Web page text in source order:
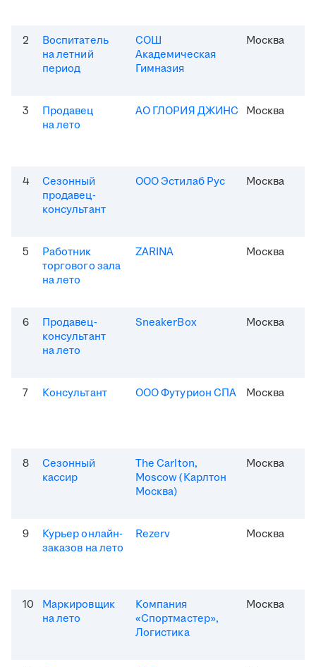
2
Воспитатель
на летний
период
СОШ
Академическая
Гимназия
Москва
3
Продавец
на лето
АО ГЛОРИЯ ДЖИНС Москва
4
Сезонный
продавец-
консультант
ООО Эстилаб Рус Москва
5
Работник
торгового зала
на лето
ZARINA Москва
6
Продавец-
консультант
на лето
SneakerBox Москва
7 Консультант ООО Футурион СПА Москва
8
Сезонный
кассир
The Carlton,
Moscow (Карлтон
Москва)
Москва
9
Курьер онлайн-
заказов на лето
Rezerv Москва
10
Маркировщик
на лето
Компания
«Спортмастер»,
Логистика
Москва